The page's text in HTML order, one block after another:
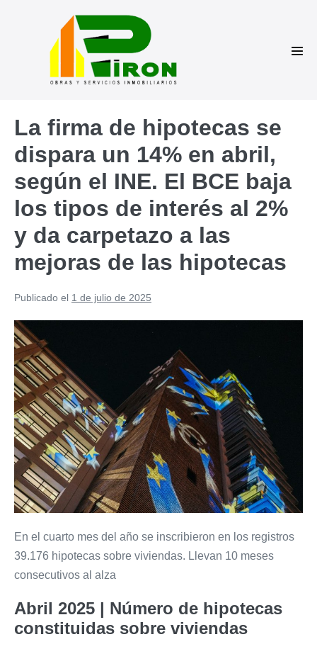
La firma de hipotecas se
dispara un 14% en abril,
según el INE. El BCE baja
los tipos de interés al 2%
y da carpetazo a las
mejoras de las hipotecas
Publicado el 1 de julio de 2025
En el cuarto mes del año se inscribieron en los registros
39.176 hipotecas sobre viviendas. Llevan 10 meses
consecutivos al alza
Abril 2025 | Número de hipotecas
constituidas sobre viviendas